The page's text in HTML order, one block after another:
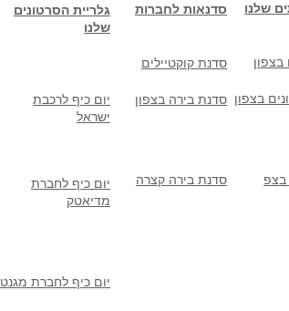
גלריית הסרטונים
שלנו
שלנו סדנאות לחברות
בצפון סדנת קוקטיילים
יום כיף לרכבת
ישראל
בצפון סדנת בירה בצפון
יום כיף לחברת
מדיאטק
סדנת בירה קצרה
בצפ
יום כיף לחברת מגנט